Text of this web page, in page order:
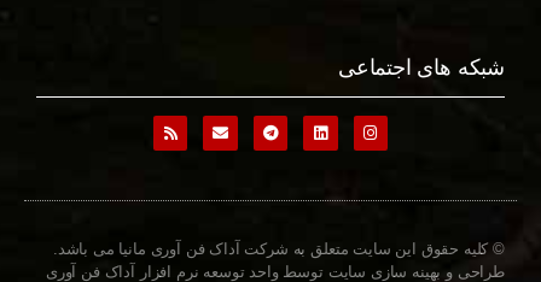
شبکه های اجتماعی
© کلیه حقوق این سایت متعلق به شرکت آداک فن آوری مانیا می باشد.
طراحی و بهینه سازی سایت توسط واحد توسعه نرم افزار آداک فن آوری